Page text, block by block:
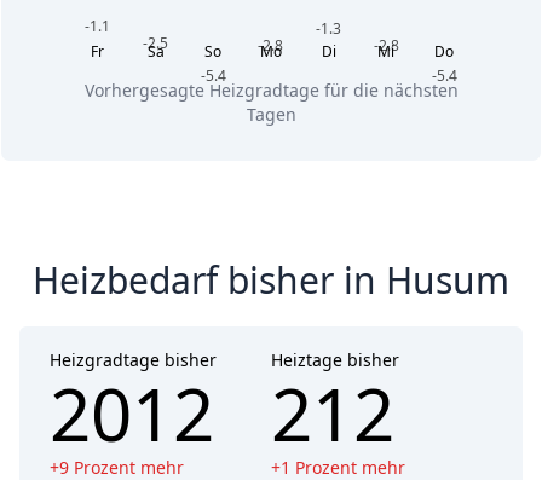
Fr
-1.1
Sa
-2.5
So
-5.4
Mo
-2.8 Di
-1.3
Mi
-2.8
Do
-5.4
Vorhergesagte Heizgradtage für die nächsten
Tagen
Heizbedarf bisher in Husum
Heizgradtage bisher
2012
+9 Prozent mehr
Heiztage bisher
212
+1 Prozent mehr